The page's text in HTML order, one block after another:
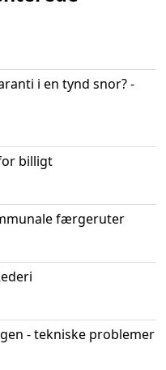
i en tynd snor? -
billigt
færgeruter
- tekniske problemer